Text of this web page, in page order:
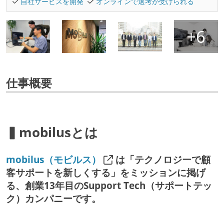
仕事概要
▍mobilusとは
mobilus（モビルス）
は「テクノロジーで顧
客サポートを新しくする」をミッションに掲げ
る、創業13年目のSupport Tech（サポートテッ
ク）カンパニーです。